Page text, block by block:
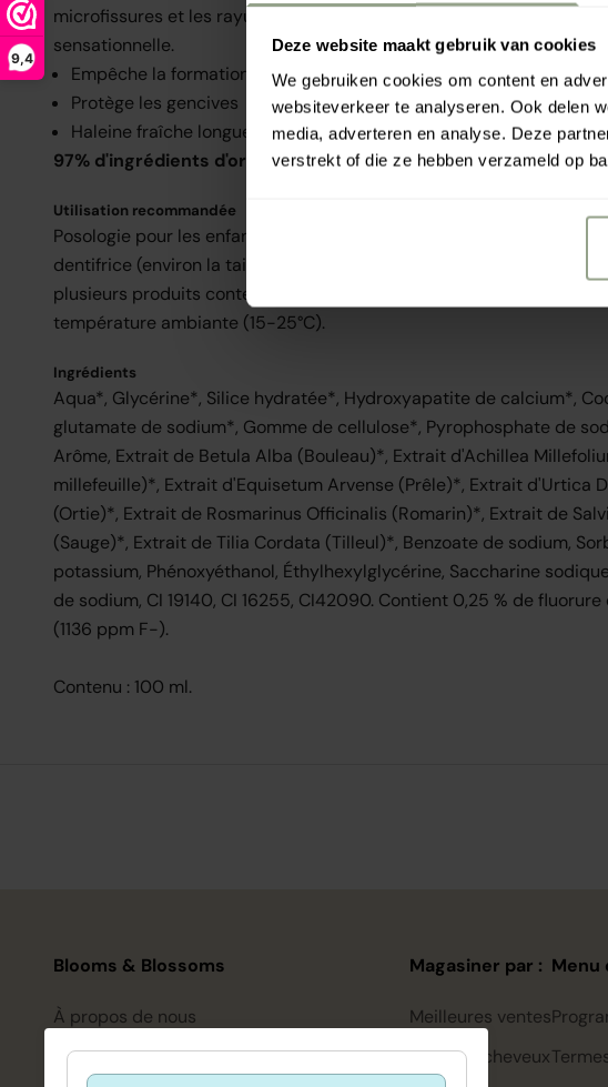
Deze website maakt gebruik van cookies
We gebruiken cookies om content en
websiteverkeer te analyseren. Ook delen
media, adverteren en analyse. Deze
verstrekt of die ze hebben verzameld op
9,4
microfissures et les rayures de l'émail. Nettoie et rafraîchit de
sensationnelle.
Empêche la formation de tartre
Protège les gencives
Haleine fraîche longue durée
97% d'ingrédients d'origine naturelle.
Utilisation recommandée
Posologie pour les enfants jusqu'à 6 ans : utiliser une quantité
dentifrice (environ la taille d'un petit pois). Éviter d'avaler. Lorsque
plusieurs produits contenant du fluor, consultez un dentiste.
température ambiante (15-25°C).
Ingrédients
Aqua*, Glycérine*, Silice hydratée*, Hydroxyapatite de calcium*,
glutamate de sodium*, Gomme de cellulose*, Pyrophosphate de
Arôme, Extrait de Betula Alba (Bouleau)*, Extrait d'Achillea
millefeuille)*, Extrait d'Equisetum Arvense (Prêle)*, Extrait d'Urtica
(Ortie)*, Extrait de Rosmarinus Officinalis (Romarin)*, Extrait de
(Sauge)*, Extrait de Tilia Cordata (Tilleul)*, Benzoate de sodium,
potassium, Phénoxyéthanol, Éthylhexylglycérine, Saccharine
de sodium, CI 19140, CI 16255, CI42090. Contient 0,25 % de
(1136 ppm F-).
Contenu : 100 ml.
Blooms & Blossoms
À propos de nous
Assistance et conseils via :
+3188-6063800
Magasiner par :
Meilleures ventes
Soin des cheveux
Menu